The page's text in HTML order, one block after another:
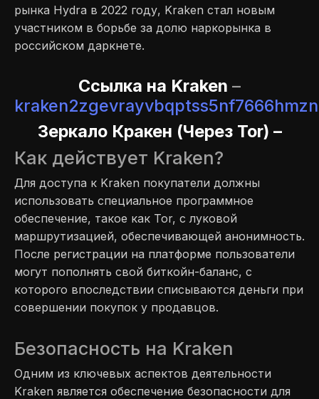
рынка Hydra в 2022 году, Kraken стал новым
участником в борьбе за долю наркорынка в
российском даркнете.
Cсылка на Kraken –
Зеркало Кракен (Через Tor) –
Как действует Kraken?
Для доступа к Kraken покупатели должны
использовать специальное программное
обеспечение, такое как Tor, с луковой
маршрутизацией, обеспечивающей анонимность.
После регистрации на платформе пользователи
могут пополнять свой биткойн-баланс, с
которого впоследствии списываются деньги при
совершении покупок у продавцов.
Безопасность на Kraken
Одним из ключевых аспектов деятельности
Kraken является обеспечение безопасности для